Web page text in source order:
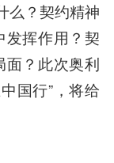
么？契约精神
发挥作用？契
面？此次奥利
国行”，将给